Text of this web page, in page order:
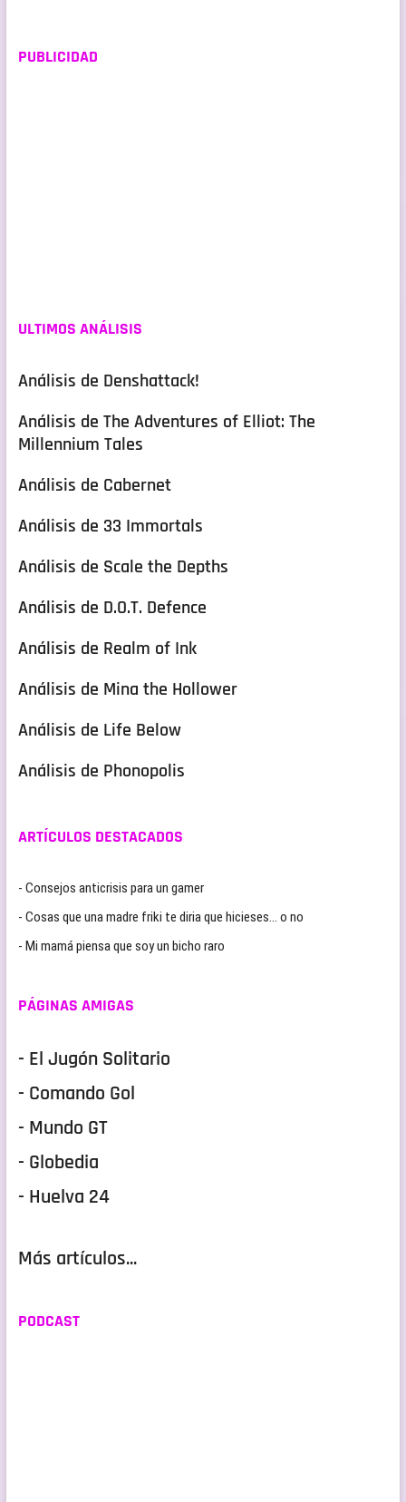
PUBLICIDAD
ULTIMOS ANÁLISIS
Análisis de Denshattack!
Análisis de The Adventures of Elliot: The
Millennium Tales
Análisis de Cabernet
Análisis de 33 Immortals
Análisis de Scale the Depths
Análisis de D.O.T. Defence
Análisis de Realm of Ink
Análisis de Mina the Hollower
Análisis de Life Below
Análisis de Phonopolis
ARTÍCULOS DESTACADOS
- Consejos anticrisis para un gamer
- Cosas que una madre friki te diria que hicieses… o no
- Mi mamá piensa que soy un bicho raro
PÁGINAS AMIGAS
- El Jugón Solitario
- Comando Gol
- Mundo GT
- Globedia
- Huelva 24
Más artículos...
PODCAST